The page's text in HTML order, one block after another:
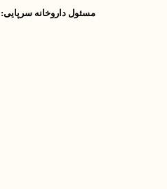
مسئول داروخانه سرپایی: